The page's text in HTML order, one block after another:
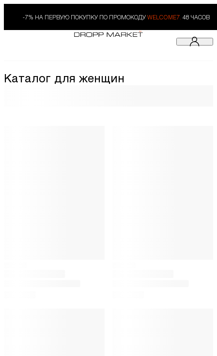
-7% НА ПЕРВУЮ ПОКУПКУ ПО ПРОМОКОДУ WELCOME7. 48 ЧАСОВ
Каталог для женщин